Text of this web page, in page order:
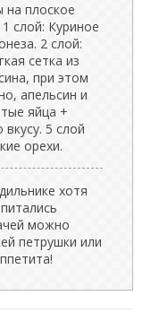
на плоское
слой: Куриное
2 слой:
сетка из
при этом
апельсин и
яйца +
5 слой
орехи.
хотя
можно
петрушки или